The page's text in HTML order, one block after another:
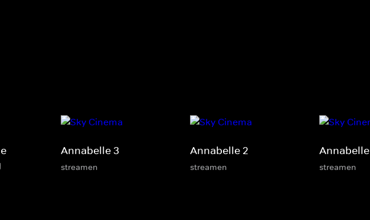
Annabelle 3
streamen
Annabelle 2
streamen
Annabelle
streamen